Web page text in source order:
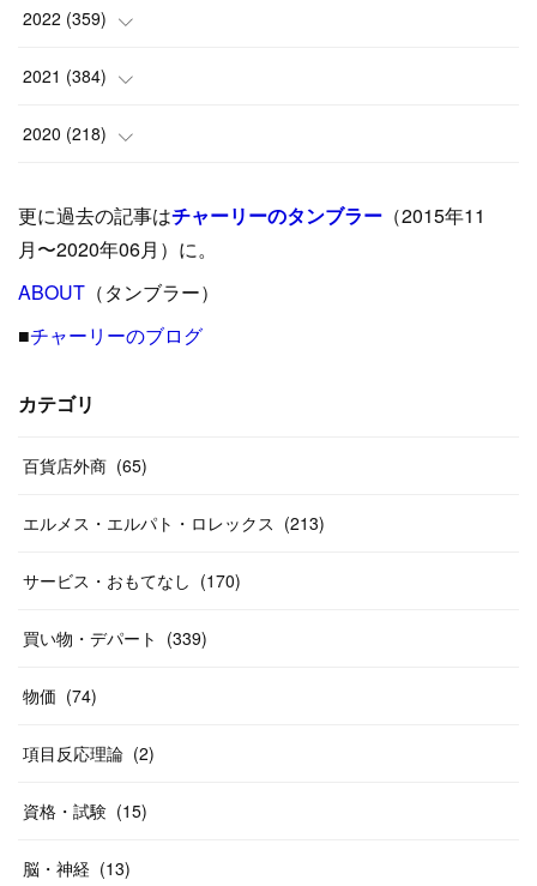
(6)
(9 )
( 5 )
( 15
(24)
(8 )
(17
(12)
(10)
(18)
(17)
)
(12)
19)
(13
(14)
(25)
(17)
(35)
(33 )
(26)
27)
(29
(24)
(26
2022 (359)
(42)
(37)
(31)
(31)
31
(26
(20)
(14
(46
2021 (384)
(9)
(39)
( 23)
40
(55
(38)
(20
(31
58)
10
2020 (218)
(24)
( 42)
(33
(46)
(20
更に過去の記事はチャーリーのタンブラー （2015年11
月〜2020年06月）に。
ABOUT （タンブラー）
■チャーリーのブログ
カテゴリ
百貨店外商 (65)
エルメス・エルパト・ロレックス (213)
サービス・おもてなし (170)
買い物・デパート (339)
物価 (74)
項目反応理論 (2)
資格・試験 (15)
脳・神経 (13)